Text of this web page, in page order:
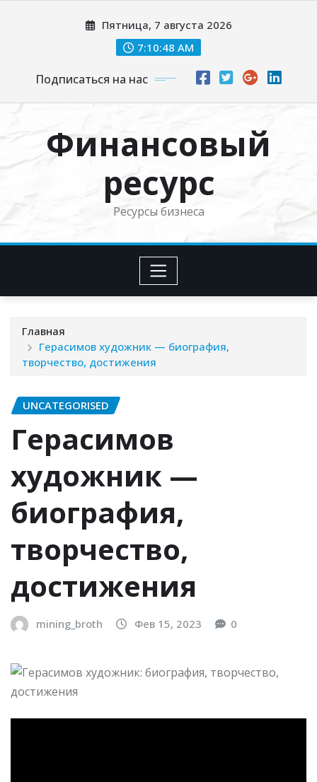
Пятница, 7 августа 2026
7:10:49 AM
Подписаться на нас
Финансовый
ресурс
Ресурсы бизнеса
Главная
Герасимов художник — биография,
творчество, достижения
UNCATEGORISED
Герасимов
художник —
биография,
творчество,
достижения
mining_broth Фев 15, 2023 0